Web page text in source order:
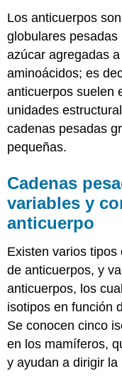
Los anticuerpos
globulares
azúcar agregadas
aminoácidos; es
anticuerpos suelen
unidades
cadenas pesadas
pequeñas.
Cadenas
variables y
anticuerpo
Existen varios
de anticuerpos, y
anticuerpos, los
isotipos en función
Se conocen cinco
en los mamíferos,
y ayudan a dirigir